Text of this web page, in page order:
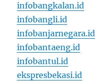
infobangkalan.id
infobangli.id
infobanjarnegara.id
infobantaeng.id
infobantul.id
ekspresbekasi.id